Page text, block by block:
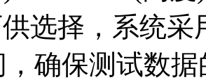
选择，系统
确保测试数